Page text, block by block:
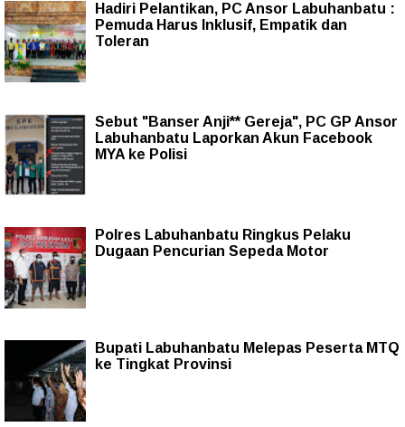
Hadiri Pelantikan, PC Ansor Labuhanbatu :
Pemuda Harus Inklusif, Empatik dan
Toleran
Sebut "Banser Anji** Gereja", PC GP Ansor
Labuhanbatu Laporkan Akun Facebook
MYA ke Polisi
Polres Labuhanbatu Ringkus Pelaku
Dugaan Pencurian Sepeda Motor
Bupati Labuhanbatu Melepas Peserta MTQ
ke Tingkat Provinsi